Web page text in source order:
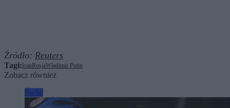
Źródło: Reuters
Tagi: Iran RosjaWładimir Putin
Zobacz również